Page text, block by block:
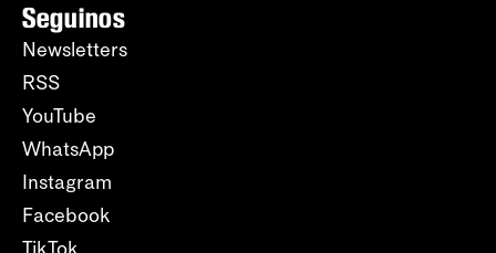
Seguinos
Newsletters
RSS
YouTube
WhatsApp
Instagram
Facebook